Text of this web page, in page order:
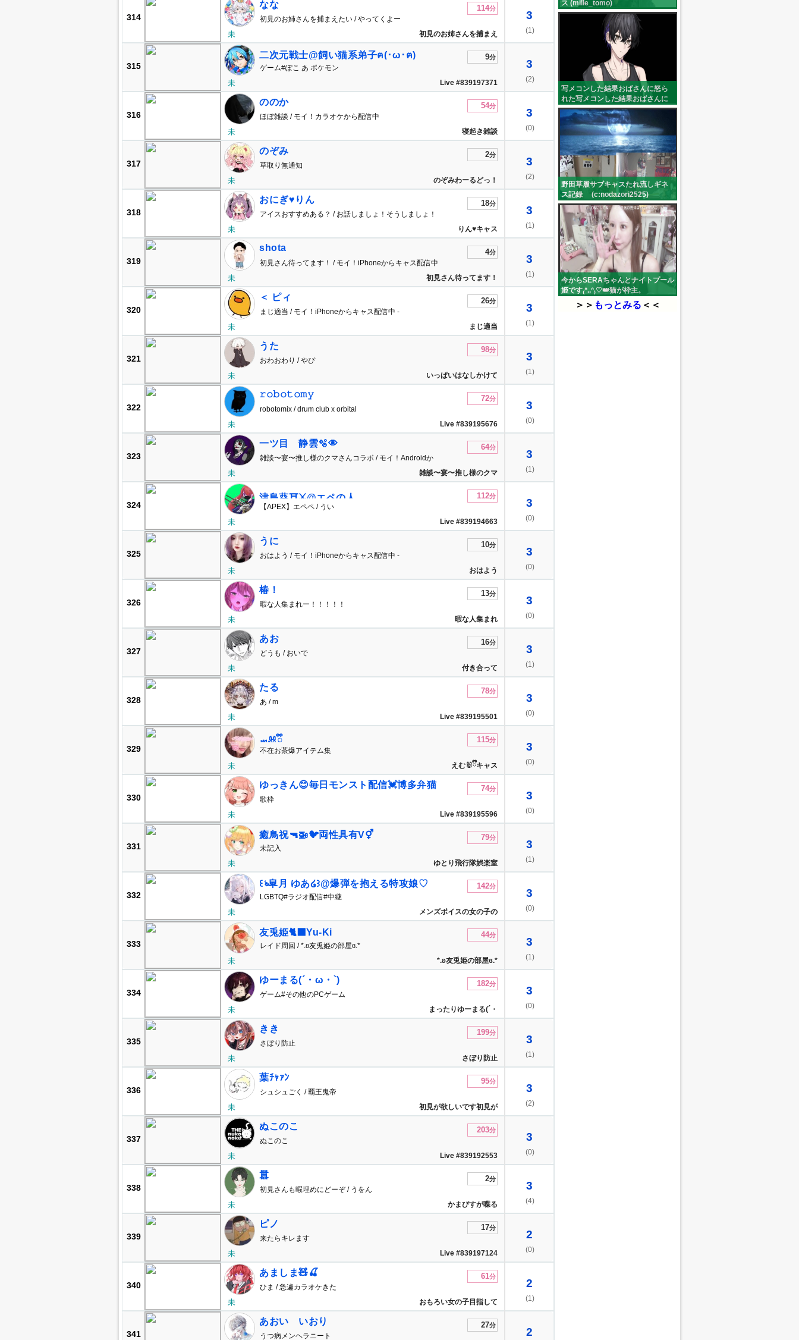
314
初見のお姉さんを捕まえ
初見のお姉さんを捕まえたい / やってくよー
114分
未
なな
3
(1)
315
Live #839197371
ゲーム#ぽこ あ ポケモン
9分
未
二次元戦士@飼い猫系弟子ฅ(･ω･ฅ)
3
(2)
316
寝起き雑談
ほぼ雑談 / モイ！カラオケから配信中
54分
未
ののか
3
(0)
317
のぞみわーるどっ！
草取り無通知
2分
未
のぞみ
3
(2)
318
りん♥キャス
アイスおすすめある？ / お話しましょ！そうしましょ！
18分
未
おにぎ♥りん
3
(1)
319
初見さん待ってます！
初見さん待ってます！ / モイ！iPhoneからキャス配信中
4分
未
shota
3
(1)
320
まじ適当
まじ適当 / モイ！iPhoneからキャス配信中 -
26分
未
＜ ピィ
3
(1)
321
いっぱいはなしかけて
おわおわり / やぴ
98分
未
うた
3
(1)
322
Live #839195676
robotomix / drum club x orbital
72分
未
𝚛𝚘𝚋𝚘𝚝𝚘𝚖𝚢
3
(0)
323
雑談〜宴〜推し様のクマ
雑談〜宴〜推し様のクマさんコラボ / モイ！Androidか
64分
未
一ツ目 静雲🫧👁
3
(1)
324
Live #839194663
【APEX】エペペ / うい
112分
未
津島葵⛩️⚔️@エペの人 3
(0)
325
おはよう
おはよう / モイ！iPhoneからキャス配信中 -
10分
未
うに
3
(0)
326
暇な人集まれ
暇な人集まれー！！！！！
13分
未
椿！
3
(0)
327
付き合って
どうも / おいで
16分
未
あお
3
(1)
328
Live #839195501
あ / m
78分
未
たる
3
(0)
329
えむ🐰ྀིキャス
不在お茶爆アイテム集
115分
未
𝓶🐰ྀི 3
(0)
330
Live #839195596
歌枠
74分
未
ゆっきん😊毎日モンスト配信💓博多弁猫
Vtuber
3
(0)
331
ゆとり飛行隊娯楽室
未記入
79分
未
癒鳥祝🔫🚁🐦両性具有V⚥
3
(1)
332
メンズボイスの女の子の
LGBTQ#ラジオ配信#中継
142分
未
꒰ঌ皐月 ゆあ໒꒱@爆弾を抱える特攻娘♡
3
(0)
333
*.ʚ友兎姫の部屋ɞ.*
レイド周回 / *.ʚ友兎姫の部屋ɞ.*
44分
未
友兎姫🐈‍⬛Yu-Ki
3
(1)
334
まったりゆーまる(´・
ゲーム#その他のPCゲーム
182分
未
ゆーまる(´・ω・`)
3
(0)
335
さぼり防止
さぼり防止
199分
未
きき
3
(1)
336
初見が欲しいです初見が
シュシュごく / 覇王鬼帝
95分
未
葉ﾁｬｧﾝ
3
(2)
337
Live #839192553
ぬこのこ
203分
未
ぬこのこ
3
(0)
338
かまびすが喋る
初見さんも暇埋めにどーぞ / うをん
2分
未
囂
3
(4)
339
Live #839197124
来たらキレます
17分
未
ピノ
2
(0)
340
おもろい女の子目指して
ひま / 急遽カラオケきた
61分
未
あましま🧸🍒
2
(1)
341 うつ病メンヘラニート
27分
あおい いおり
2
ス (mille_tomo)
写メコンした結果おばさんに怒ら
れた写メコンした結果おばさんに
怒られた (skkk_2525)
野田草履サブキャスたれ流しギネ
ス記録 (c:nodazori2525)
今からSERAちゃんとナイトプール
姫です₍ᐢ..ᐢ₎♡👑猫が枠主。
(r_154cm)
＞＞ もっとみる ＜＜